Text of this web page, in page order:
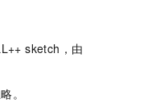
sketch，由
。